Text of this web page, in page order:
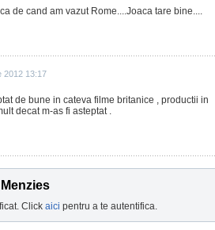
de cand am vazut Rome....Joaca tare bine....
2012 13:17
de bune in cateva filme britanice , productii in
decat m-as fi asteptat .
Click aici pentru a te autentifica.